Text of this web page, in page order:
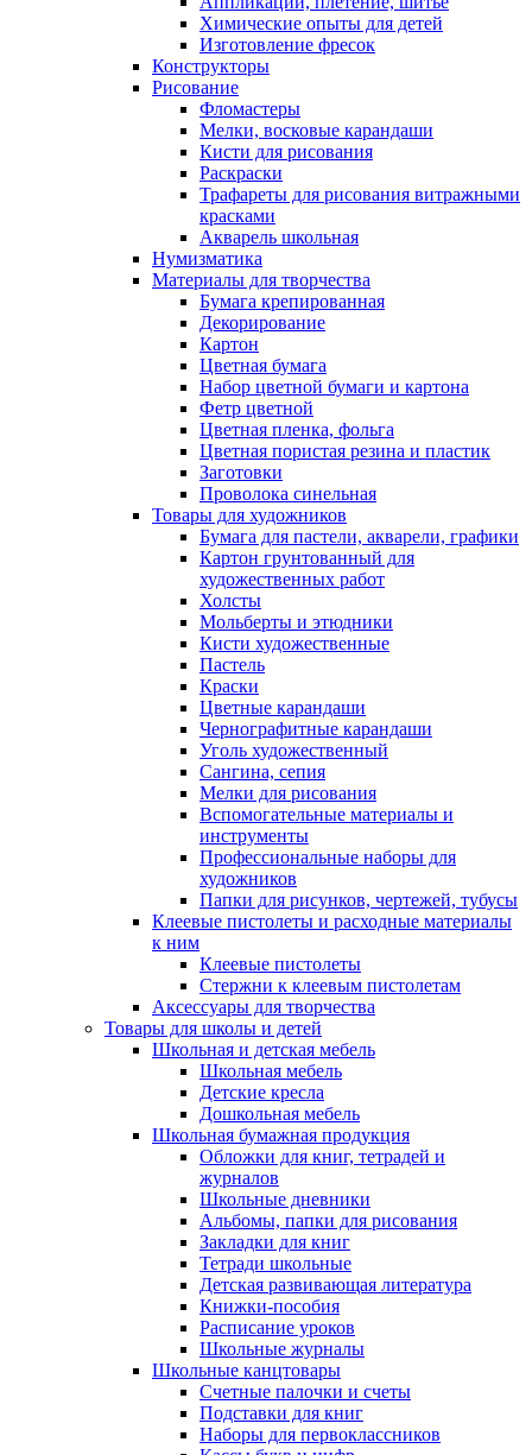
Химические опыты для детей
Изготовление фресок
Конструкторы
Рисование
Фломастеры
Мелки, восковые карандаши
Кисти для рисования
Раскраски
Трафареты для рисования витражными
красками
Акварель школьная
Нумизматика
Материалы для творчества
Бумага крепированная
Декорирование
Картон
Цветная бумага
Набор цветной бумаги и картона
Фетр цветной
Цветная пленка, фольга
Цветная пористая резина и пластик
Заготовки
Проволока синельная
Товары для художников
Бумага для пастели, акварели, графики
Картон грунтованный для
художественных работ
Холсты
Мольберты и этюдники
Кисти художественные
Пастель
Краски
Цветные карандаши
Чернографитные карандаши
Уголь художественный
Сангина, сепия
Мелки для рисования
Вспомогательные материалы и
инструменты
Профессиональные наборы для
художников
Папки для рисунков, чертежей, тубусы
Клеевые пистолеты и расходные материалы
к ним
Клеевые пистолеты
Стержни к клеевым пистолетам
Аксессуары для творчества
Товары для школы и детей
Школьная и детская мебель
Школьная мебель
Детские кресла
Дошкольная мебель
Школьная бумажная продукция
Обложки для книг, тетрадей и
журналов
Школьные дневники
Альбомы, папки для рисования
Закладки для книг
Тетради школьные
Детская развивающая литература
Книжки-пособия
Расписание уроков
Школьные журналы
Школьные канцтовары
Счетные палочки и счеты
Подставки для книг
Наборы для первоклассников